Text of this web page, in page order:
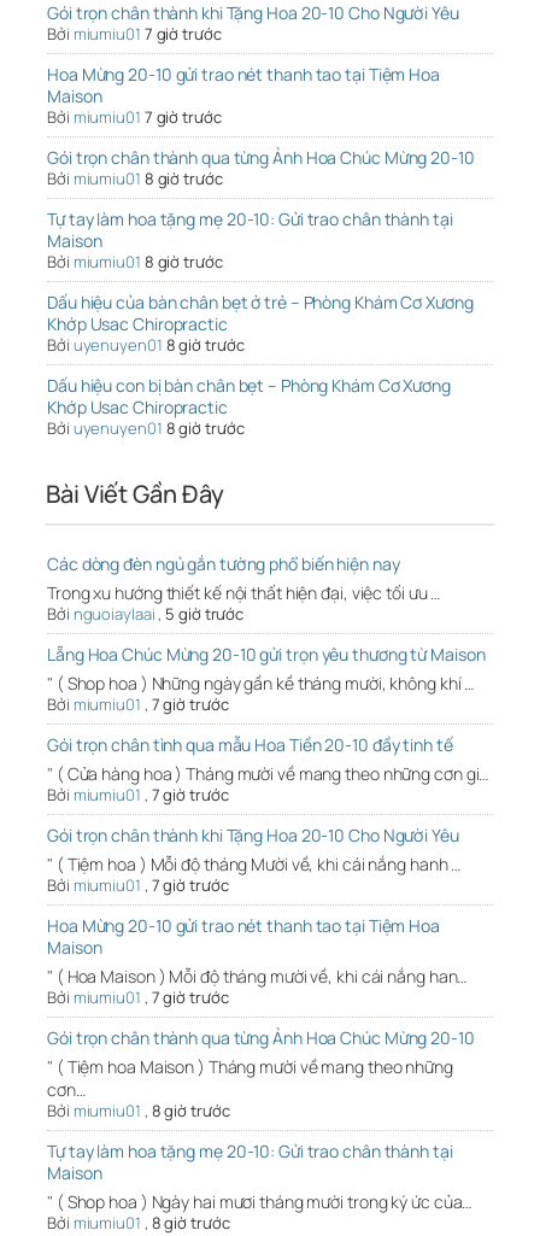
Gói trọn chân thành khi Tặng Hoa 20-10 Cho Người Yêu
Bởi miumiu01 7 giờ trước
Hoa Mừng 20-10 gửi trao nét thanh tao tại Tiệm Hoa
Maison
Bởi miumiu01 7 giờ trước
Gói trọn chân thành qua từng Ảnh Hoa Chúc Mừng 20-10
Bởi miumiu01 8 giờ trước
Tự tay làm hoa tặng mẹ 20-10: Gửi trao chân thành tại
Maison
Bởi miumiu01 8 giờ trước
Dấu hiệu của bàn chân bẹt ở trẻ – Phòng Khám Cơ Xương
Khớp Usac Chiropractic
Bởi uyenuyen01 8 giờ trước
Dấu hiệu con bị bàn chân bẹt – Phòng Khám Cơ Xương
Khớp Usac Chiropractic
Bởi uyenuyen01 8 giờ trước
Bài Viết Gần Đây
Các dòng đèn ngủ gắn tường phổ biến hiện nay
Trong xu hướng thiết kế nội thất hiện đại, việc tối ưu …
Bởi nguoiaylaai, 5 giờ trước
Lẵng Hoa Chúc Mừng 20-10 gửi trọn yêu thương từ Maison
" ( Shop hoa ) Những ngày gần kề tháng mười, không khí …
Bởi miumiu01 , 7 giờ trước
Gói trọn chân tình qua mẫu Hoa Tiền 20-10 đầy tinh tế
" ( Cửa hàng hoa ) Tháng mười về mang theo những cơn gi…
Bởi miumiu01 , 7 giờ trước
Gói trọn chân thành khi Tặng Hoa 20-10 Cho Người Yêu
" ( Tiệm hoa ) Mỗi độ tháng Mười về, khi cái nắng hanh …
Bởi miumiu01 , 7 giờ trước
Hoa Mừng 20-10 gửi trao nét thanh tao tại Tiệm Hoa
Maison
" ( Hoa Maison ) Mỗi độ tháng mười về, khi cái nắng han…
Bởi miumiu01 , 7 giờ trước
Gói trọn chân thành qua từng Ảnh Hoa Chúc Mừng 20-10
" ( Tiệm hoa Maison ) Tháng mười về mang theo những
cơn…
Bởi miumiu01 , 8 giờ trước
Tự tay làm hoa tặng mẹ 20-10: Gửi trao chân thành tại
Maison
" ( Shop hoa ) Ngày hai mươi tháng mười trong ký ức của…
Bởi miumiu01 , 8 giờ trước